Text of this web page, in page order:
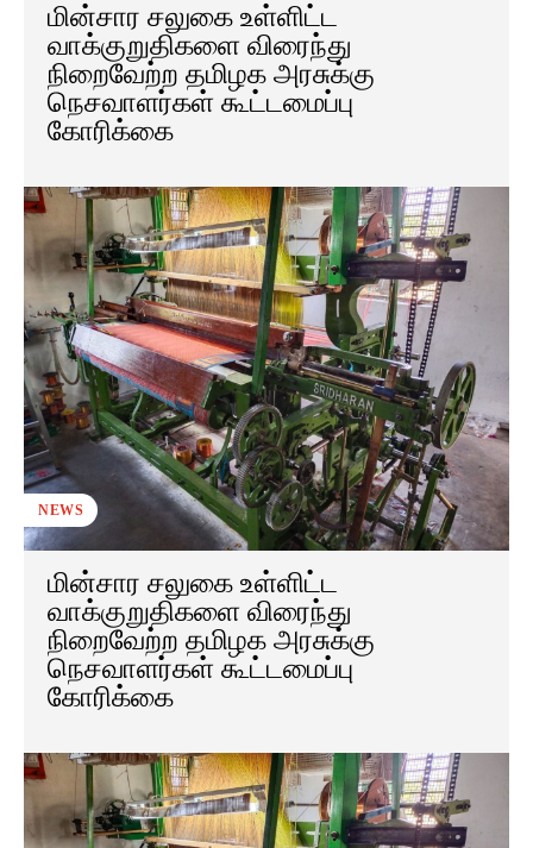
மின்சார சலுகை உள்ளிட்ட
வாக்குறுதிகளை விரைந்து
நிறைவேற்ற தமிழக அரசுக்கு
நெசவாளர்கள் கூட்டமைப்பு
கோரிக்கை
NEWS
மின்சார சலுகை உள்ளிட்ட
வாக்குறுதிகளை விரைந்து
நிறைவேற்ற தமிழக அரசுக்கு
நெசவாளர்கள் கூட்டமைப்பு
கோரிக்கை